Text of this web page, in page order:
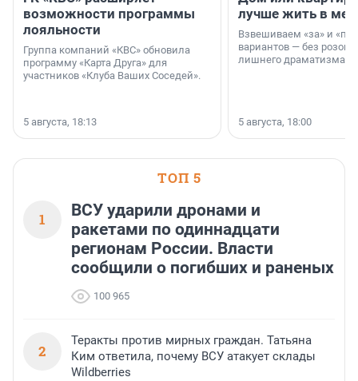
возможности программы
лояльности
Группа компаний «КВС» обновила
программу «Карта Друга» для
участников «Клуба Ваших Соседей».
5 августа, 18:13
лучше жить в
Взвешиваем «за» и
вариантов — без
лишнего драматизма.
5 августа, 18:00
ТОП 5
1
ВСУ ударили дронами и
ракетами по одиннадцати
регионам России. Власти
сообщили о погибших и раненых
100 965
2
Теракты против мирных граждан. Татьяна
Ким ответила, почему ВСУ атакует склады
Wildberries